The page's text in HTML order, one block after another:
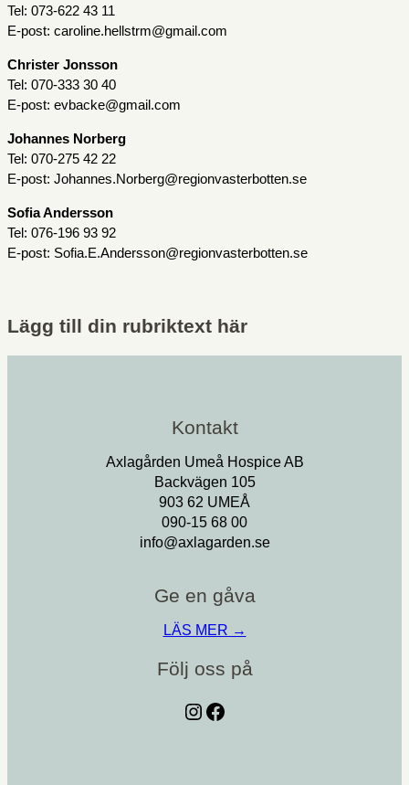
Tel: 073-622 43 11
E-post: caroline.hellstrm@gmail.com
Christer Jonsson
Tel: 070-333 30 40
E-post: evbacke@gmail.com
Johannes Norberg
Tel: 070-275 42 22
E-post: Johannes.Norberg@regionvasterbotten.se
Sofia Andersson
Tel: 076-196 93 92
E-post: Sofia.E.Andersson@regionvasterbotten.se
Lägg till din rubriktext här
Kontakt
Axlagården Umeå Hospice AB
Backvägen 105
903 62 UMEÅ
090-15 68 00
info@axlagarden.se
Ge en gåva
LÄS MER →
Följ oss på